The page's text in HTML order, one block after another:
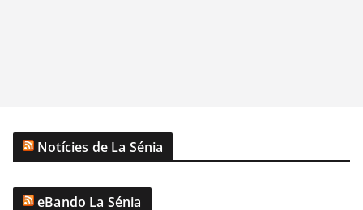
Notícies de La Sénia
eBando La Sénia